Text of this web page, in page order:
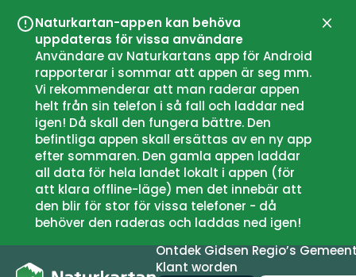
Naturkartan-appen kan behöva
uppdateras för vissa användare
Användare av Naturkartans app för Android
rapporterar i sommar att appen är seg mm.
Vi rekommenderar att man raderar appen
helt från sin telefon i så fall och laddar ned
igen! Då skall den fungera bättre. Den
befintliga appen skall ersättas av en ny app
efter sommaren. Den gamla appen laddar
all data för hela landet lokalt i appen (för
att klara offline-läge) men det innebär att
den blir för stor för vissa telefoner - då
behöver den raderas och laddas ned igen!
OntdekGidsenRegio’s
Klant worden